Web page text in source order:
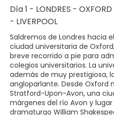
Día 1 - LONDRES -
- LIVERPOOL
Saldremos de Londres hacia
ciudad universitaria de
breve recorrido a pie para
colegios universitarios. La
además de muy prestigiosa,
angloparlante. Desde Oxford
Stratford-Upon-Avon, una
márgenes del río Avon y
dramaturgo William